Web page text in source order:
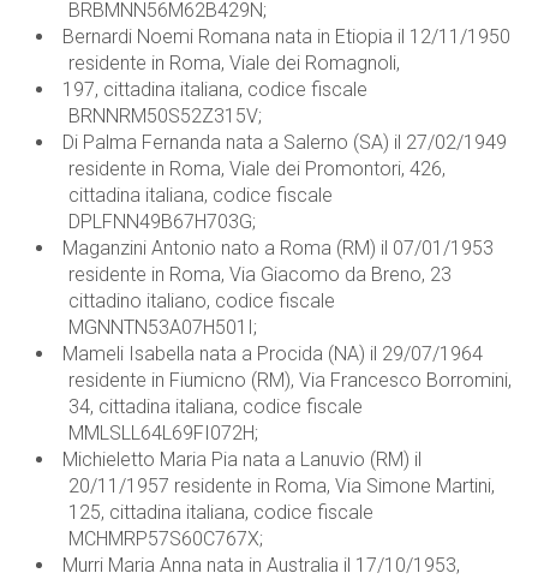
BRBMNN56M62B429N;
Bernardi Noemi Romana nata in Etiopia il 12/11/1950
residente in Roma, Viale dei Romagnoli,
197, cittadina italiana, codice fiscale
BRNNRM50S52Z315V;
Di Palma Fernanda nata a Salerno (SA) il 27/02/1949
residente in Roma, Viale dei Promontori, 426,
cittadina italiana, codice fiscale
DPLFNN49B67H703G;
Maganzini Antonio nato a Roma (RM) il 07/01/1953
residente in Roma, Via Giacomo da Breno, 23
cittadino italiano, codice fiscale
MGNNTN53A07H501I;
Mameli Isabella nata a Procida (NA) il 29/07/1964
residente in Fiumicno (RM), Via Francesco Borromini,
34, cittadina italiana, codice fiscale
MMLSLL64L69FI072H;
Michieletto Maria Pia nata a Lanuvio (RM) il
20/11/1957 residente in Roma, Via Simone Martini,
125, cittadina italiana, codice fiscale
MCHMRP57S60C767X;
Murri Maria Anna nata in Australia il 17/10/1953,